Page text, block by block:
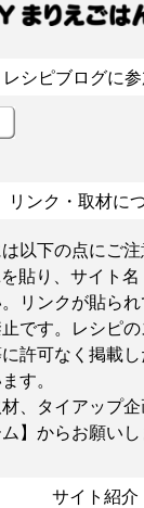
レシピブログに
リンク・取材に
以下の点にご注
貼り、サイト
リンクが貼ら
です。レシピ
許可なく掲載
す。
、タイアップ
】 からお願いし
サイト紹介